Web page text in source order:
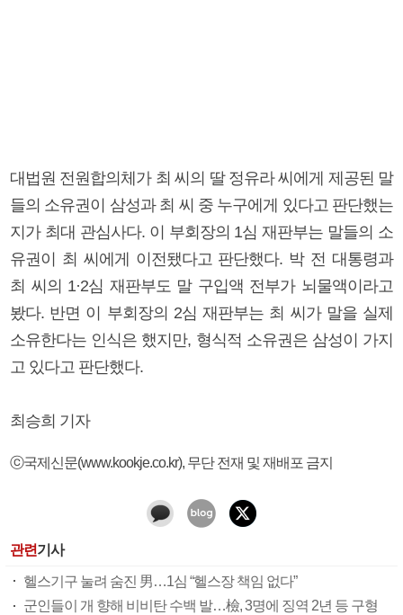
대법원 전원합의체가 최 씨의 딸 정유라 씨에게 제공된 말
들의 소유권이 삼성과 최 씨 중 누구에게 있다고 판단했는
지가 최대 관심사다. 이 부회장의 1심 재판부는 말들의 소
유권이 최 씨에게 이전됐다고 판단했다. 박 전 대통령과
최 씨의 1·2심 재판부도 말 구입액 전부가 뇌물액이라고
봤다. 반면 이 부회장의 2심 재판부는 최 씨가 말을 실제
소유한다는 인식은 했지만, 형식적 소유권은 삼성이 가지
고 있다고 판단했다.
최승희 기자
ⓒ국제신문(www.kookje.co.kr), 무단 전재 및 재배포 금지
관련기사
헬스기구 눌려 숨진 男…1심 “헬스장 책임 없다”
군인들이 개 향해 비비탄 수백 발…檢, 3명에 징역 2년 등 구형